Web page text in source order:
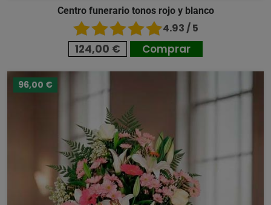
Centro funerario tonos rojo y blanco
4.93 / 5
124,00 € Comprar
96,00 €